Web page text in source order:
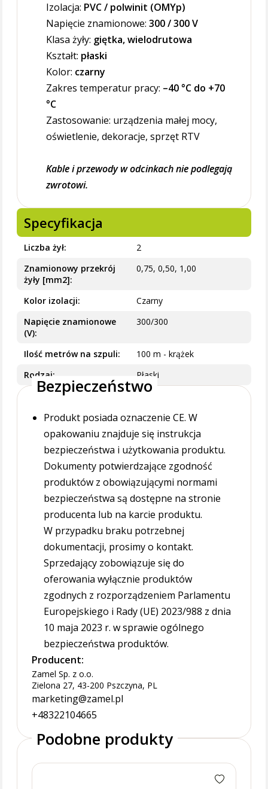
Izolacja: PVC / polwinit (OMYp)
Napięcie znamionowe:300 / 300 V
Klasa żyły: giętka, wielodrutowa
Kształt: płaski
Kolor: czarny
Zakres temperatur pracy: –40 °C do +70
°C
Zastosowanie: urządzenia małej mocy,
oświetlenie, dekoracje, sprzęt RTV
Kable i przewody w odcinkach nie podlegają
zwrotowi.
Specyfikacja
Liczba żył
2
Znamionowy przekrój
żyły [mm2]
0,75, 0,50, 1,00
Kolor izolacji
Czarny
Napięcie znamionowe
(V)
300/300
Ilość metrów na szpuli
100 m - krążek
Rodzaj
Płaski
Bezpieczeństwo
Produkt posiada oznaczenie CE. W
opakowaniu znajduje się instrukcja
bezpieczeństwa i użytkowania produktu.
Dokumenty potwierdzające zgodność
produktów z obowiązującymi normami
bezpieczeństwa są dostępne na stronie
producenta lub na karcie produktu.
W przypadku braku potrzebnej
dokumentacji, prosimy o kontakt.
Sprzedający zobowiązuje się do
oferowania wyłącznie produktów
zgodnych z rozporządzeniem Parlamentu
Europejskiego i Rady (UE) 2023/988 z dnia
10 maja 2023 r. w sprawie ogólnego
bezpieczeństwa produktów.
Producent:
Zamel Sp. z o.o.
Zielona 27, 43-200 Pszczyna, PL
marketing@zamel.pl
+48322104665
Podobne produkty